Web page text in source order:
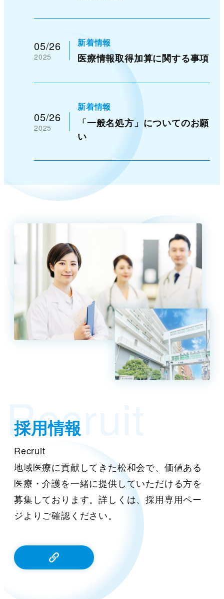
05/26
2025
新着情報
医療情報取得加算に関する事項
05/26
2025
新着情報
「一般名処方」についてのお願
い
Recruit
採用情報
Recruit
地域医療に貢献してきた松和会で、価値ある
医療・介護を一緒に提供していただける方を
募集しております。詳しくは、採用専用ペー
ジよりご確認ください。